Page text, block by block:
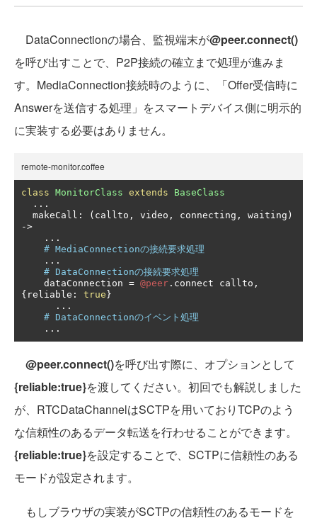
DataConnectionの場合、監視端末が@peer.connect()
を呼び出すことで、P2P接続の確立まで処理が進みま
す。MediaConnection接続時のように、「Offer受信時に
Answerを送信する処理」をスマートデバイス側に明示的
に実装する必要はありません。
remote-monitor.coffee
class MonitorClass extends
BaseClass
...
  makeCall
: ( callto , video , connecting , waiting )
->
...
# MediaConnectionの接続要求処理
...
# DataConnectionの接続要求処理
    dataConnection
= @peer . connect callto ,
{ reliable : true }
...
# DataConnectionのイベント処理
...
@peer.connect()を呼び出す際に、オプションとして
{reliable:true}を渡してください。初回でも解説しました
が、RTCDataChannelはSCTPを用いておりTCPのよう
な信頼性のあるデータ転送を行わせることができます。
{reliable:true}を設定することで、SCTPに信頼性のある
モードが設定されます。
もしブラウザの実装がSCTPの信頼性のあるモードを